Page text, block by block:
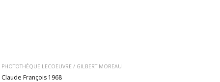
PHOTOTHÈQUE LECOEUVRE / GILBERT MOREAU
Claude François 1968